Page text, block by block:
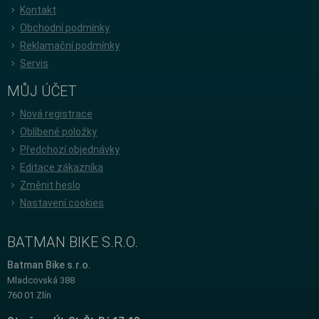
Kontakt
Obchodní podmínky
Reklamační podmínky
Servis
MŮJ ÚČET
Nová registrace
Oblíbené položky
Předchozí objednávky
Editace zákazníka
Změnit heslo
Nastavení cookies
BATMAN BIKE S.R.O.
Batman Bike s.r.o.
Mladcovská 388
760 01 Zlín